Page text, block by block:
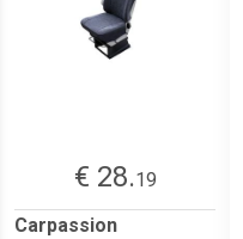
€ 28.19
Carpassion